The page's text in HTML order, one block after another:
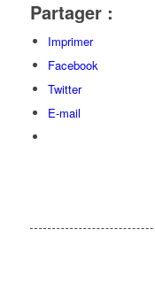
Partager :
Imprimer
Facebook
Twitter
E-mail